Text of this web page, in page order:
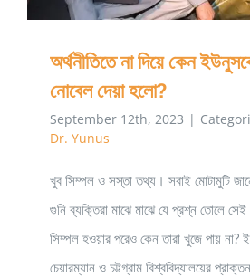
অর্থনীতিতে না দিয়ে কেন
নোবেল দেয়া হলো?
September 12th, 2023 |
Dr. Yunus
খুব সিম্পল ও সস্তা তথ্য। সবাই মোটামুটি
গুনি ব্যক্তিরা মাঝে মাঝে যে প্রশ্ন তোলে
সিম্পল হওয়ার পরেও কেন তারা খুজে পায় না?
চেয়ারম্যান ও চট্টগ্রাম বিশ্ববিদ্যালয়ের